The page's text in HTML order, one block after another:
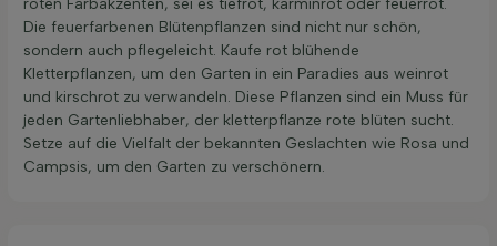
roten Farbakzenten, sei es tiefrot, karminrot oder feuerrot.
Die feuerfarbenen Blütenpflanzen sind nicht nur schön,
sondern auch pflegeleicht. Kaufe rot blühende
Kletterpflanzen, um den Garten in ein Paradies aus weinrot
und kirschrot zu verwandeln. Diese Pflanzen sind ein Muss für
jeden Gartenliebhaber, der kletterpflanze rote blüten sucht.
Setze auf die Vielfalt der bekannten Geslachten wie Rosa und
Campsis, um den Garten zu verschönern.